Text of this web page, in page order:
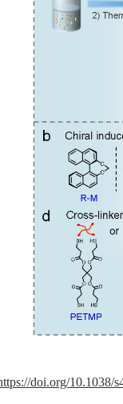
doi.org/10.1038/